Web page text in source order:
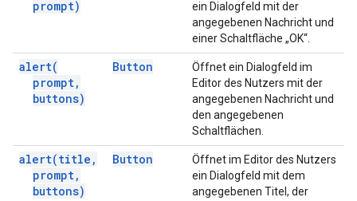
prompt)
ein Dialogfeld mit der
angegebenen Nachricht und
einer Schaltfläche „OK“.
alert(
prompt,
buttons)
Button
Öffnet ein Dialogfeld im
Editor des Nutzers mit der
angegebenen Nachricht und
den angegebenen
Schaltflächen.
alert(title ,
prompt,
buttons)
Button
Öffnet im Editor des Nutzers
ein Dialogfeld mit dem
angegebenen Titel, der